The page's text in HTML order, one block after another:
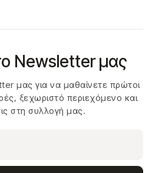
Newsletter μας
μας για να μαθαίνετε πρώτοι
ξεχωριστό περιεχόμενο και
στη συλλογή μας.